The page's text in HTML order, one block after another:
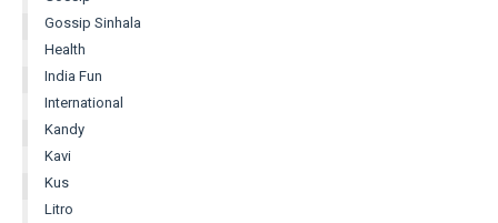
Gossip Sinhala
Health
India Fun
International
Kandy
Kavi
Kus
Litro